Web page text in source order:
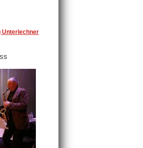
Unterlechner